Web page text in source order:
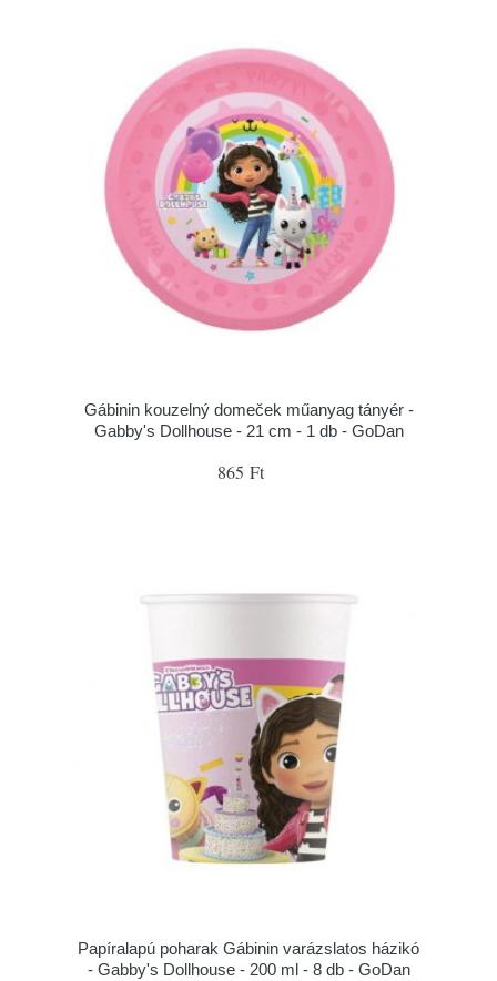
Gábinin kouzelný domeček műanyag tányér -
Gabby's Dollhouse - 21 cm - 1 db - GoDan
865 Ft
Papíralapú poharak Gábinin varázslatos házikó
- Gabby's Dollhouse - 200 ml - 8 db - GoDan